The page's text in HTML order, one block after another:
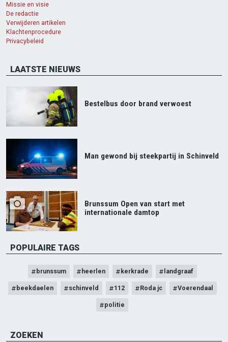
Missie en visie
De redactie
Verwijderen artikelen
Klachtenprocedure
Privacybeleid
LAATSTE NIEUWS
Bestelbus door brand verwoest
Man gewond bij steekpartij in Schinveld
Brunssum Open van start met
internationale damtop
POPULAIRE TAGS
brunssum heerlen kerkrade landgraaf
beekdaelen schinveld 112 Roda jc Voerendaal
politie
ZOEKEN